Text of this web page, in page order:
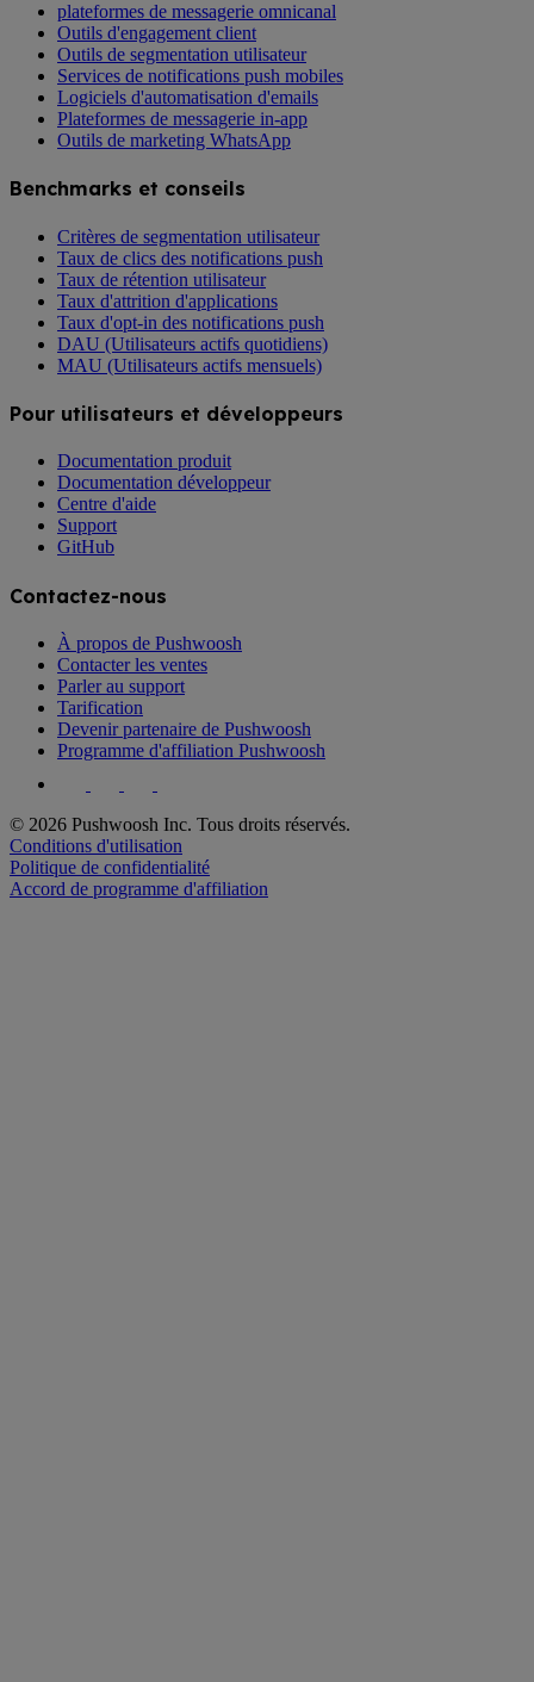
plateformes de messagerie omnicanal
Outils d'engagement client
Outils de segmentation utilisateur
Services de notifications push mobiles
Logiciels d'automatisation d'emails
Plateformes de messagerie in-app
Outils de marketing WhatsApp
Benchmarks et conseils
Critères de segmentation utilisateur
Taux de clics des notifications push
Taux de rétention utilisateur
Taux d'attrition d'applications
Taux d'opt-in des notifications push
DAU (Utilisateurs actifs quotidiens)
MAU (Utilisateurs actifs mensuels)
Pour utilisateurs et développeurs
Documentation produit
Documentation développeur
Centre d'aide
Support
GitHub
Contactez-nous
À propos de Pushwoosh
Contacter les ventes
Parler au support
Tarification
Devenir partenaire de Pushwoosh
Programme d'affiliation Pushwoosh
© 2026 Pushwoosh Inc. Tous droits réservés.
Conditions d'utilisation
Politique de confidentialité
Accord de programme d'affiliation